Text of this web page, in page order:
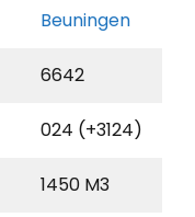
Beuningen
6642
024 (+3124)
1450 M3